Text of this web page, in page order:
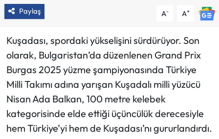
Paylaş A- A+
Kuşadası, spordaki yükselişini sürdürüyor. Son
olarak, Bulgaristan’da düzenlenen Grand Prix
Burgas 2025 yüzme şampiyonasında Türkiye
Milli Takımı adına yarışan Kuşadalı milli yüzücü
Nisan Ada Balkan, 100 metre kelebek
kategorisinde elde ettiği üçüncülük derecesiyle
hem Türkiye’yi hem de Kuşadası’nı gururlandırdı.